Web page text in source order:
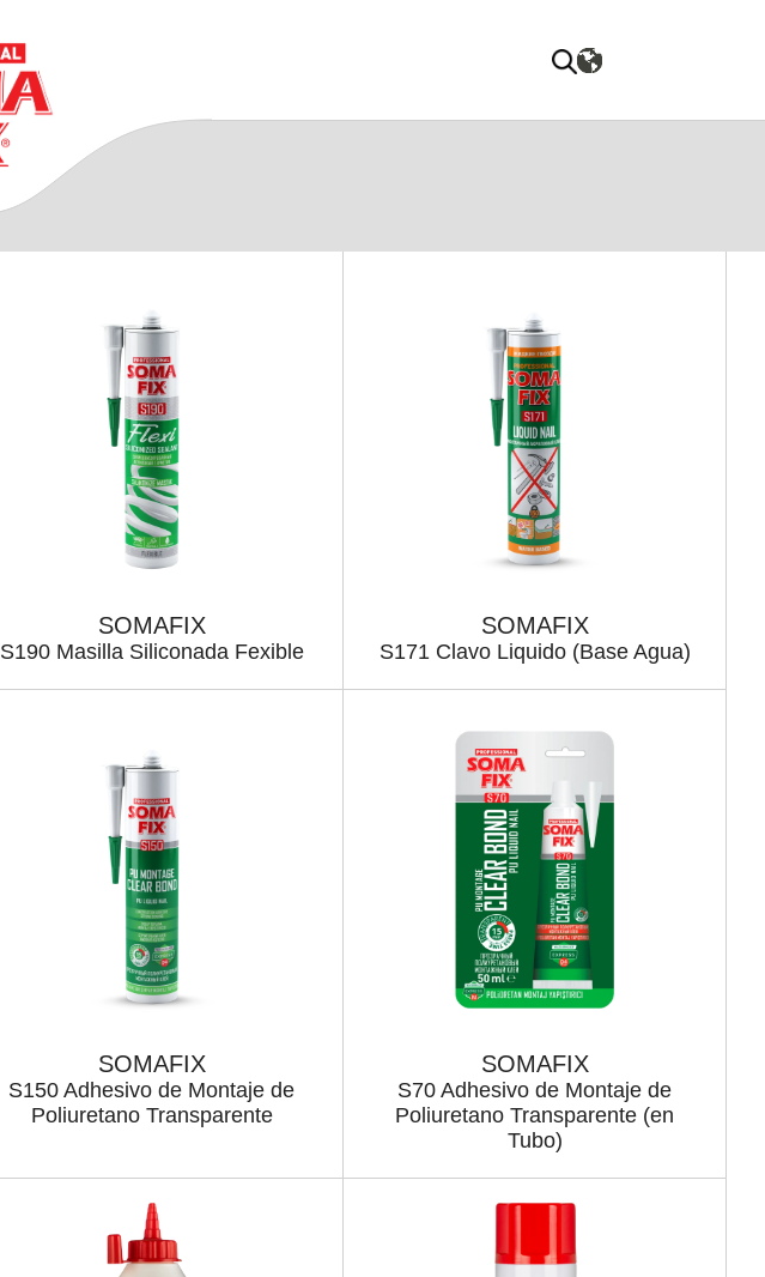
SOMAFIX
S190 Masilla Siliconada Fexible
SOMAFIX
S171 Clavo Liquido (Base Agua)
SOMAFIX
S150 Adhesivo de Montaje de
Poliuretano Transparente
SOMAFIX
S70 Adhesivo de Montaje de
Poliuretano Transparente (en
Tubo)